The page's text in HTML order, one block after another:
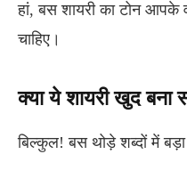
हां, बस शायरी का टोन आपके
चाहिए।
क्या ये शायरी खुद बना
बिल्कुल! बस थोड़े शब्दों में